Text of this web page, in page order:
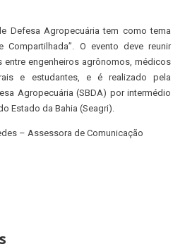
Defesa Agropecuária tem como tema
Compartilhada”. O evento deve reunir
engenheiros agrônomos, médicos
e estudantes, e é realizado pela
Agropecuária (SBDA) por intermédio
Estado da Bahia (Seagri).
– Assessora de Comunicação